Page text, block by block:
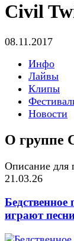
Civil
08.11.2017
Инфо
Лайвы
Клипы
Новости
О группе
Описание для
21.03.26
играют